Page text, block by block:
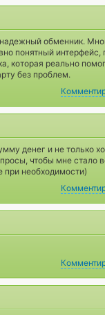
надежный обменник.
понятный интерфейс,
которая реально
без проблем.
денег и не только
чтобы мне стало
при необходимости)